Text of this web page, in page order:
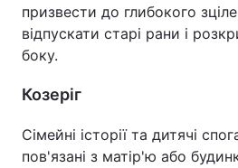
призвести до глибокого
відпускати старі рани і
боку.
Козеріг
Сімейні історії та дитячі
пов'язані з матір'ю або